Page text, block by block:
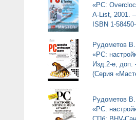
«PC:
A-List, 2001.
ISBN 1-
Рудометов
«PC:
Изд.2-е, доп.
(Серия
Рудометов
«PC: